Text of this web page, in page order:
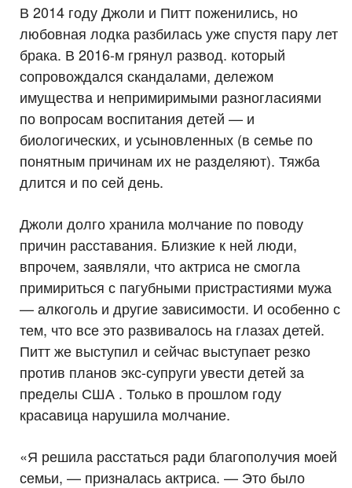
В 2014 году Джоли и Питт поженились, но
любовная лодка разбилась уже спустя пару лет
брака. В 2016-м грянул развод. который
сопровождался скандалами, дележом
имущества и непримиримыми разногласиями
по вопросам воспитания детей — и
биологических, и усыновленных (в семье по
понятным причинам их не разделяют). Тяжба
длится и по сей день.
Джоли долго хранила молчание по поводу
причин расставания. Близкие к ней люди,
впрочем, заявляли, что актриса не смогла
примириться с пагубными пристрастиями мужа
— алкоголь и другие зависимости. И особенно с
тем, что все это развивалось на глазах детей.
Питт же выступил и сейчас выступает резко
против планов экс-супруги увести детей за
пределы США . Только в прошлом году
красавица нарушила молчание.
«Я решила расстаться ради благополучия моей
семьи, — призналась актриса. — Это было